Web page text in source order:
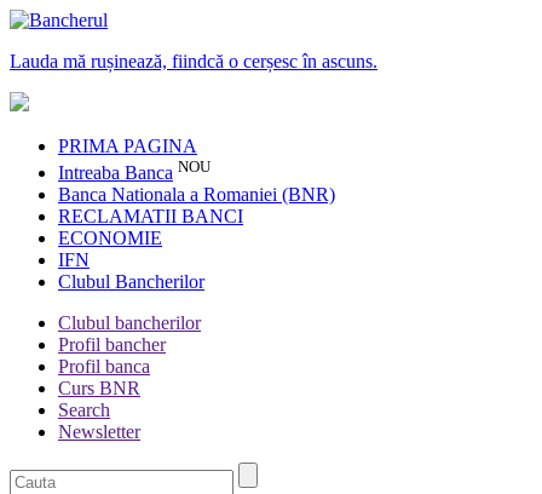
Lauda mă rușinează, fiindcă o cerșesc în ascuns.
PRIMA PAGINA
Intreaba Banca NOU
Banca Nationala a Romaniei (BNR)
RECLAMATII BANCI
ECONOMIE
IFN
Clubul Bancherilor
Clubul bancherilor
Profil bancher
Profil banca
Curs BNR
Search
Newsletter